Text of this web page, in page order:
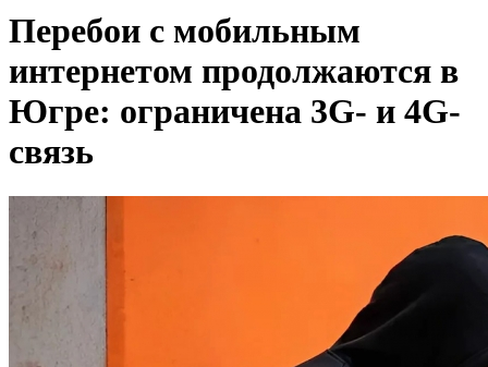
Перебои с мобильным
интернетом продолжаются в
Югре: ограничена 3G- и 4G-
связь